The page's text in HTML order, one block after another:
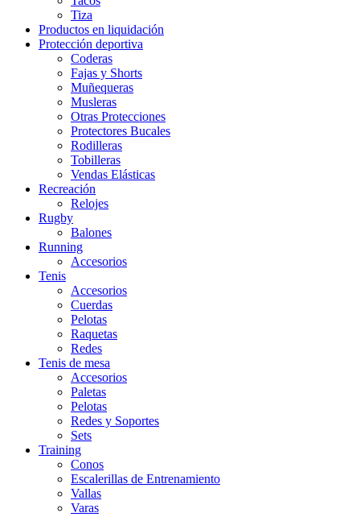
Tiza
Productos en liquidación
Protección deportiva
Coderas
Fajas y Shorts
Muñequeras
Musleras
Otras Protecciones
Protectores Bucales
Rodilleras
Tobilleras
Vendas Elásticas
Recreación
Relojes
Rugby
Balones
Running
Accesorios
Tenis
Accesorios
Cuerdas
Pelotas
Raquetas
Redes
Tenis de mesa
Accesorios
Paletas
Pelotas
Redes y Soportes
Sets
Training
Conos
Escalerillas de Entrenamiento
Vallas
Varas